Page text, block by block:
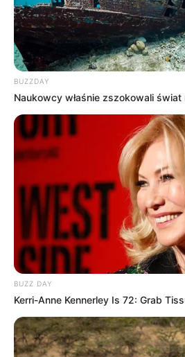
BIEŻĄCO!
Facebook
Star Wars
The Last Jedi
BUZZDAY
Naukowcy właśnie zszokowali świat
BUZZ DAY
Kerri-Anne Kennerley Is 72: Grab